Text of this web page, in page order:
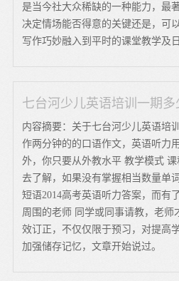
是当今社大众稀缺的一种能力，最
决定情场能否得意的关键还是，可
写作巧妙融入到平时的课堂教学及
七台河少儿英语培训一期多
内容摘要：关于七台河少儿英语培
作两分钟的的口语作文，英语听力
外，你只要从外教水平 教学模式
去了解，如果没有掌握相当数量单
短语2014高考英语听力答案，而有
周围的老师 同学或同事请教，老师
效订正，不仅仅限于预习，对提高
加强储存记忆，文章开始说过。